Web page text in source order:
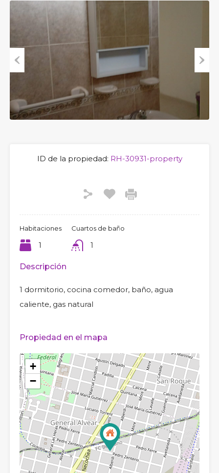
ID de la propiedad: RH-30931-property
Habitaciones
1
Cuartos de baño
1
Descripción
1 dormitorio, cocina comedor, baño, agua
caliente, gas natural
Propiedad en el mapa
+
−